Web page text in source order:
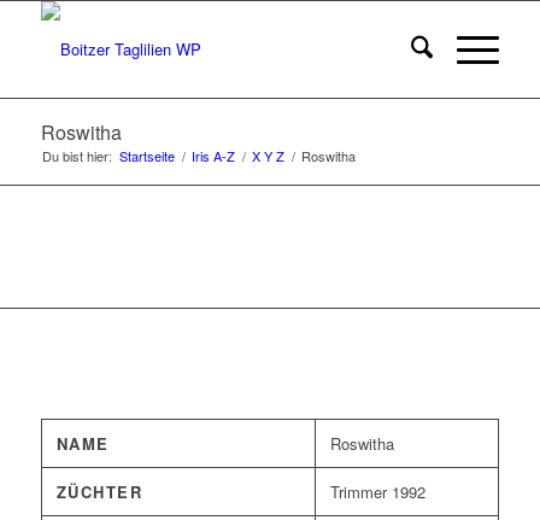
Roswitha
Du bist hier: Startseite / Iris A-Z / X Y Z / Roswitha
NAME Roswitha
ZÜCHTER Trimmer 1992